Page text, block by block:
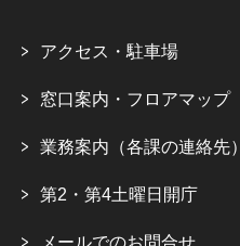
アクセス・駐車場
窓口案内・フロアマップ
業務案内（各課の連絡先）
第2・第4土曜日開庁
メールでのお問合せ